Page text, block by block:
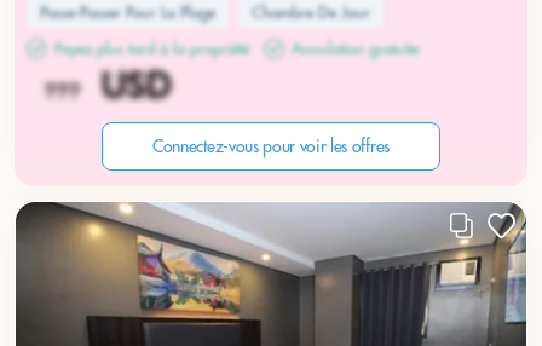
Passe-Passer Pour La Plage
Chambre De Jour
Payez plus tard à la propriété
Annulation gratuite
Connectez-vous pour voir les offres